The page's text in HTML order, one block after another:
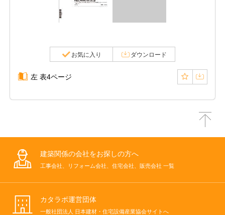
お気に入り ダウンロード
左 表4ページ
建築関係の会社をお探しの方へ
工事会社、リフォーム会社、住宅会社、販売会社 一覧
カタラボ運営団体
一般社団法人 日本建材・住宅設備産業協会サイトへ